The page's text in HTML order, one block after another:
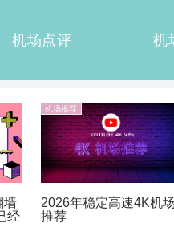
机场点评 机
墙
经
机场推荐
2026年稳定高速4K机场
推荐